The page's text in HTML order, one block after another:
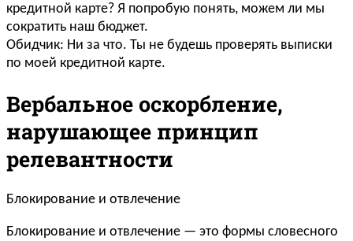
кредитной карте? Я попробую понять, можем ли мы
сократить наш бюджет.
Обидчик: Ни за что. Ты не будешь проверять выписки
по моей кредитной карте.
Вербальное оскорбление,
нарушающее принцип
релевантности
Блокирование и отвлечение
Блокирование и отвлечение — это формы словесного